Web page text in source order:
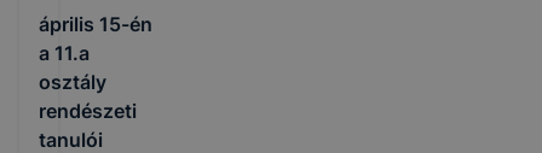
április 15-én
a 11.a
osztály
rendészeti
tanulói